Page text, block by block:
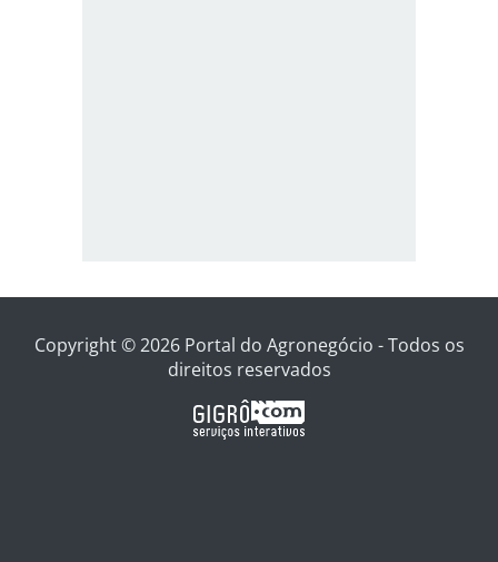
Copyright © 2026 Portal do Agronegócio - Todos os
direitos reservados